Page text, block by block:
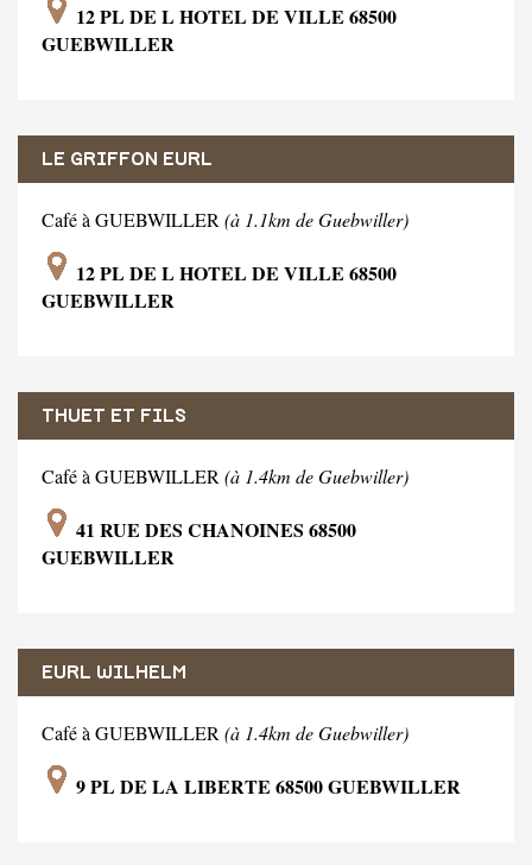
12 PL DE L HOTEL DE VILLE 68500
GUEBWILLER
LE GRIFFON EURL
Café à GUEBWILLER (à 1.1km de Guebwiller)
12 PL DE L HOTEL DE VILLE 68500
GUEBWILLER
THUET ET FILS
Café à GUEBWILLER (à 1.4km de Guebwiller)
41 RUE DES CHANOINES 68500
GUEBWILLER
EURL WILHELM
Café à GUEBWILLER (à 1.4km de Guebwiller)
9 PL DE LA LIBERTE 68500 GUEBWILLER